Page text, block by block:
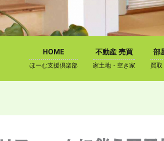
HOME
ほーむ支援倶楽部
不動産 売買
家土地・空き家
部
買取